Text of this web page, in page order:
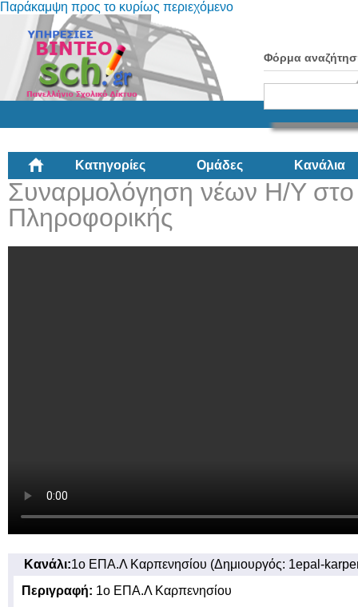
Παράκαμψη προς το κυρίως περιεχόμενο
Φόρμα
Κατηγορίες Ομάδες Κανάλια
Συναρμολόγηση νέων Η/Υ στο
Πληροφορικής
Κανάλι:1ο ΕΠΑ.Λ Καρπενησίου (Δημιουργός: 1epal-
Περιγραφή: 1ο ΕΠΑ.Λ Καρπενησίου